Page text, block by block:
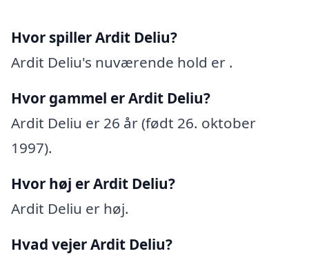
Hvor spiller Ardit Deliu?
Ardit Deliu's nuværende hold er .
Hvor gammel er Ardit Deliu?
Ardit Deliu er 26 år (født 26. oktober
1997).
Hvor høj er Ardit Deliu?
Ardit Deliu er høj.
Hvad vejer Ardit Deliu?